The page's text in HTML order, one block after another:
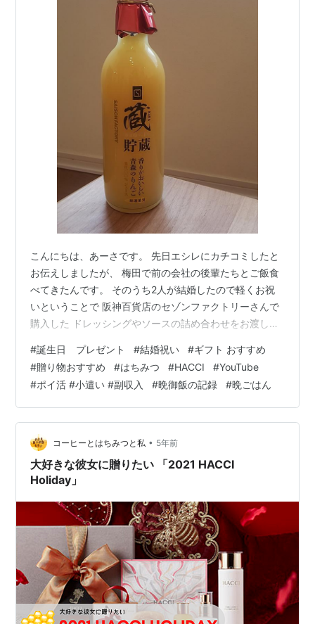
こんにちは、あーさです。 先日エシレにカチコミしたと
お伝えしましたが、 梅田で前の会社の後輩たちとご飯食
べてきたんです。 そのうち2人が結婚したので軽くお祝
いということで 阪神百貨店のセゾンファクトリーさんで
購入した ドレッシングやソースの詰め合わせをお渡しし
ショップ) 贈り物に最適なギフト、旬のおいしいジャム、
飲む酢、ドレッシングや飲む生姜の力などを直送
(saisonfactory.co.jp) インテリアとかは好みがあるし、
私センスないし、 まずそもそも渡すのが男の子なので、
形が残るものって嫌がる奥さんも 絶対いるでしょ？なの
で食べ…
#誕生日 プレゼント #結婚祝い #ギフト おすすめ
#贈り物おすすめ #はちみつ #HACCI #YouTube
#ポイ活 #小遣い #副収入 #晩御飯の記録 #晩ごはん
コーヒーとはちみつと私 • 5年前
大好きな彼女に贈りたい 「2021 HACCI
Holiday」